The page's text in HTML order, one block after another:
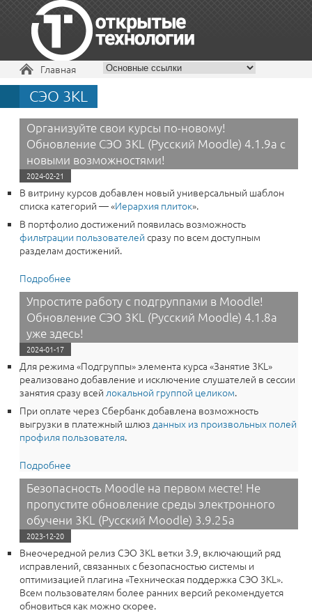
Вы здесь
Главная
СЭО 3KL
Организуйте свои курсы по-новому!
Обновление СЭО 3KL (Русский Moodle) 4.1.9a с
новыми возможностями!
2024-02-21
В витрину курсов добавлен новый универсальный шаблон
списка категорий — «Иерархия плиток».
В портфолио достижений появилась возможность
фильтрации пользователей сразу по всем доступным
разделам достижений.
Подробнее
СЭО 3KL (Русский Moodle) 4.1.9a с новыми
возможностями!
Упростите работу с подгруппами в Moodle!
Обновление СЭО 3KL (Русский Moodle) 4.1.8a
уже здесь!
2024-01-17
Для режима «Подгруппы» элемента курса «Занятие 3КL»
реализовано добавление и исключение слушателей в сессии
занятия сразу всей локальной группой целиком.
При оплате через Сбербанк добавлена возможность
выгрузки в платежный шлюз данных из произвольных полей
профиля пользователя.
Подробнее
Обновление СЭО 3KL (Русский Moodle) 4.1.8a уже
здесь!
Безопасность Moodle на первом месте! Не
пропустите обновление среды электронного
обучени 3KL (Русский Moodle) 3.9.25a
2023-12-20
Внеочередной релиз СЭО 3КL ветки 3.9, включающий ряд
исправлений, связанных с безопасностью системы и
оптимизацией плагина «Техническая поддержка СЭО 3КL».
Всем пользователям более ранних версий рекомендуется
обновиться как можно скорее.